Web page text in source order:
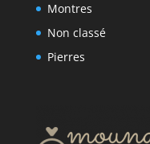
Montres
Non classé
Pierres